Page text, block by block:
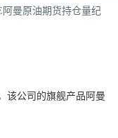
阿曼原油期货持仓量纪
该公司的旗舰产品阿曼